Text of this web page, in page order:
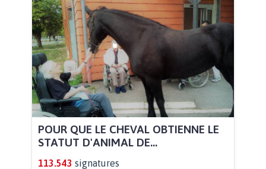
POUR QUE LE CHEVAL OBTIENNE LE
STATUT D'ANIMAL DE...
113.543 signatures